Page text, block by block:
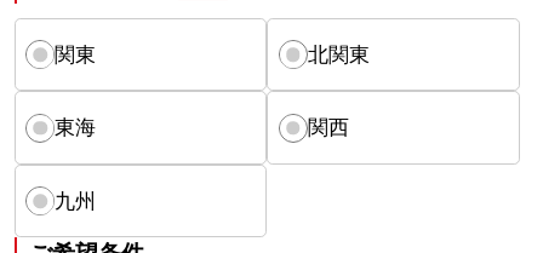
関東 北関東
東海 関西
九州